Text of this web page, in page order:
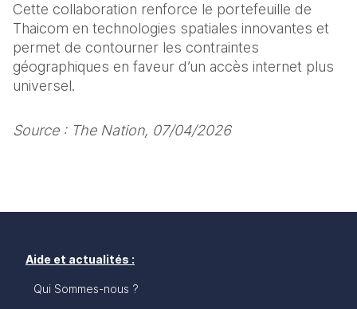
Cette collaboration renforce le portefeuille de
Thaicom en technologies spatiales innovantes et
permet de contourner les contraintes
géographiques en faveur d’un accès internet plus
universel.
Source : The Nation, 07/04/2026
Aide et actualités :
Qui Sommes-nous ?